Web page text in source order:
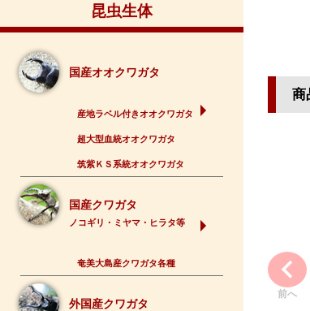
昆虫生体
国産オオクワガタ
産地ラベル付きオオクワガタ
超大型血統オオクワガタ
筑紫ＫＳ系統オオクワガタ
国産クワガタ
ノコギリ・ミヤマ・ヒラタ等
奄美大島産クワガタ各種
外国産クワガタ
商
前へ